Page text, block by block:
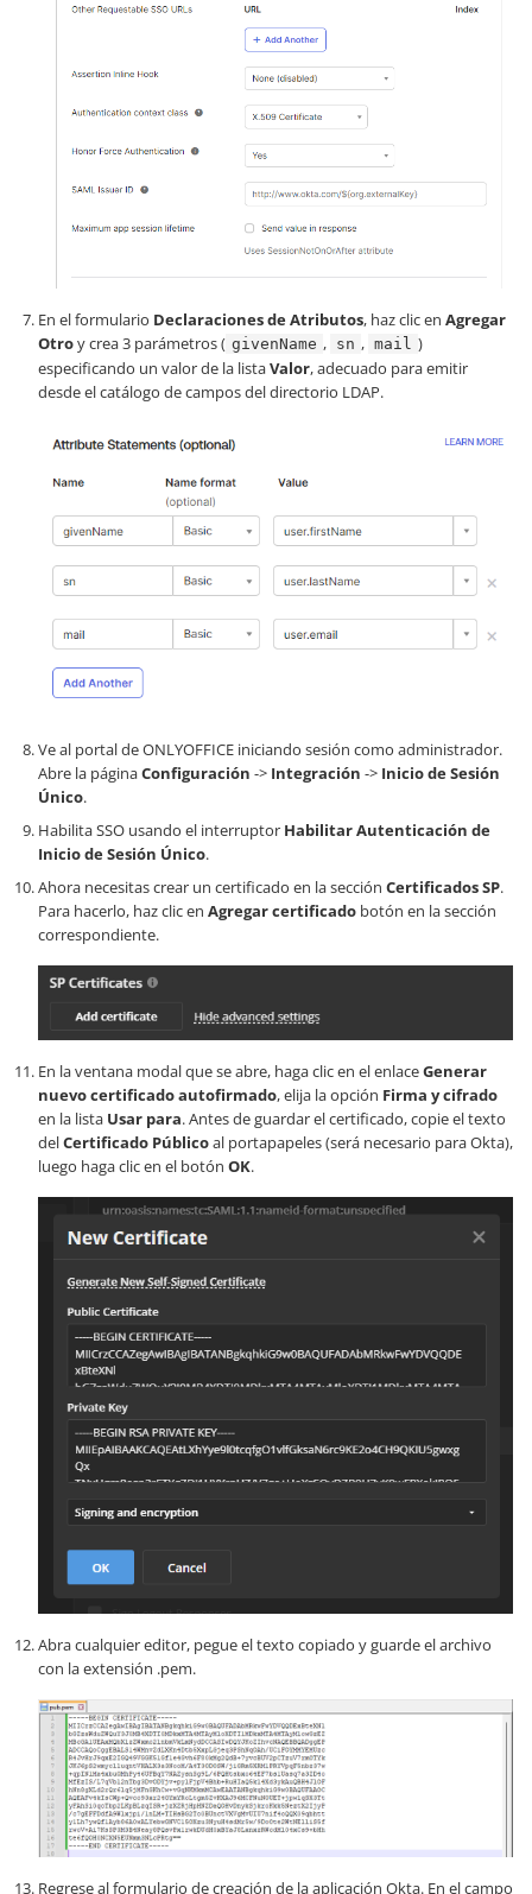
En el formulario Declaraciones de Atributos, haz clic en Agregar
Otroy crea 3 parámetros ( givenName , sn , mail )
especificando un valor de la listaValor, adecuado para emitir
desde el catálogo de campos del directorio LDAP.
Ve al portal de ONLYOFFICE iniciando sesión como administrador.
Abre la páginaConfiguración -> Integración -> Inicio de Sesión
Único.
Habilita SSO usando el interruptor Habilitar Autenticación de
Inicio de Sesión Único.
Ahora necesitas crear un certificado en la sección Certificados SP.
Para hacerlo, haz clic en Agregar certificado botón en la sección
correspondiente.
En la ventana modal que se abre, haga clic en el enlaceGenerar
nuevo certificado autofirmado, elija la opción Firma y cifrado
en la lista Usar para. Antes de guardar el certificado, copie el texto
delCertificado Públicoal portapapeles (será necesario para Okta),
luego haga clic en el botón OK.
Abra cualquier editor, pegue el texto copiado y guarde el archivo
con la extensión .pem.
Regrese al formulario de creación de la aplicación Okta. En el campo